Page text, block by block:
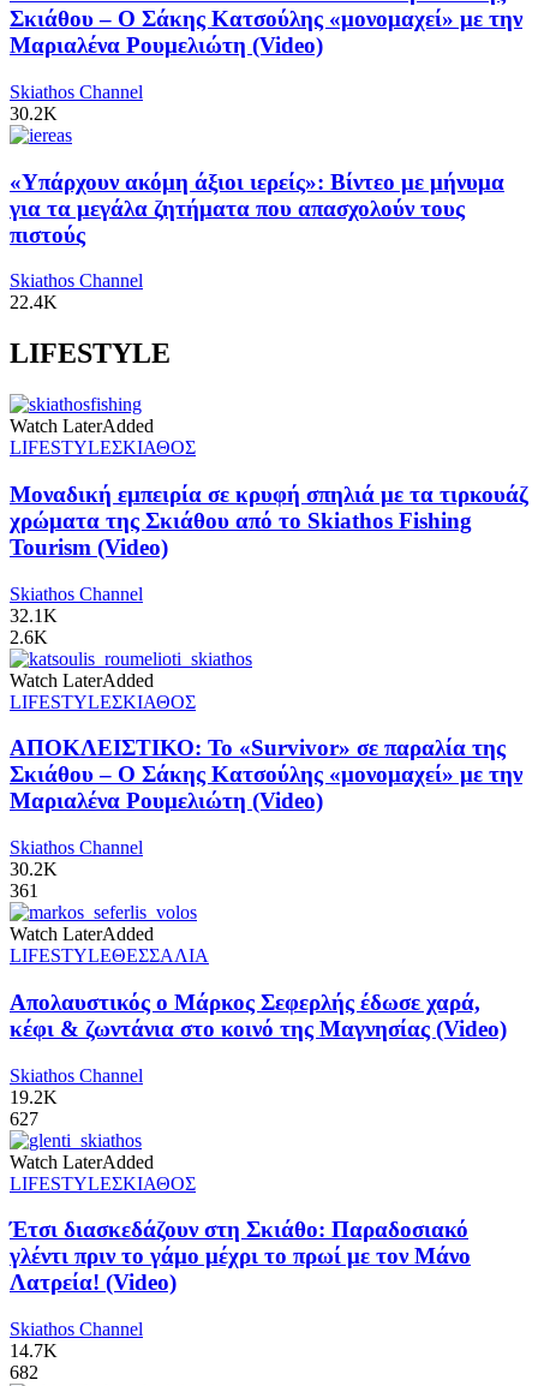
Σκιάθου – Ο Σάκης Κατσούλης «μονομαχεί» με την
Μαριαλένα Ρουμελιώτη (Video)
Skiathos Channel
30.2K
«Υπάρχουν ακόμη άξιοι ιερείς»: Βίντεο με μήνυμα
για τα μεγάλα ζητήματα που απασχολούν τους
πιστούς
Skiathos Channel
22.4K
LIFESTYLE
Watch LaterAdded
LIFESTYLEΣΚΙΑΘΟΣ
Μοναδική εμπειρία σε κρυφή σπηλιά με τα τιρκουάζ
χρώματα της Σκιάθου από το Skiathos Fishing
Tourism (Video)
Skiathos Channel
32.1K
2.6K
Watch LaterAdded
LIFESTYLEΣΚΙΑΘΟΣ
ΑΠΟΚΛΕΙΣΤΙΚΟ: Το «Survivor» σε παραλία της
Σκιάθου – Ο Σάκης Κατσούλης «μονομαχεί» με την
Μαριαλένα Ρουμελιώτη (Video)
Skiathos Channel
30.2K
361
Watch LaterAdded
LIFESTYLEΘΕΣΣΑΛΙΑ
Απολαυστικός ο Μάρκος Σεφερλής έδωσε χαρά,
κέφι & ζωντάνια στο κοινό της Μαγνησίας (Video)
Skiathos Channel
19.2K
627
Watch LaterAdded
LIFESTYLEΣΚΙΑΘΟΣ
Έτσι διασκεδάζουν στη Σκιάθο: Παραδοσιακό
γλέντι πριν το γάμο μέχρι το πρωί με τον Μάνο
Λατρεία! (Video)
Skiathos Channel
14.7K
682